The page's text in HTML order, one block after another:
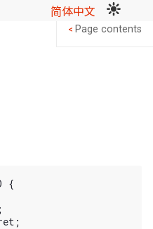
简体中文
{
< Page contents